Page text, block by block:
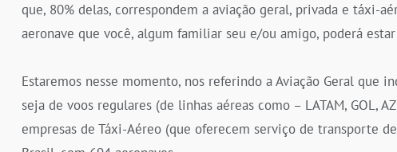
que, 80% delas, correspondem a aviação geral, privada e táxi-
aeronave que você, algum familiar seu e/ou amigo, poderá
Estaremos nesse momento, nos referindo a Aviação Geral que
seja de voos regulares (de linhas aéreas como – LATAM, GOL,
empresas de Táxi-Aéreo (que oferecem serviço de transporte